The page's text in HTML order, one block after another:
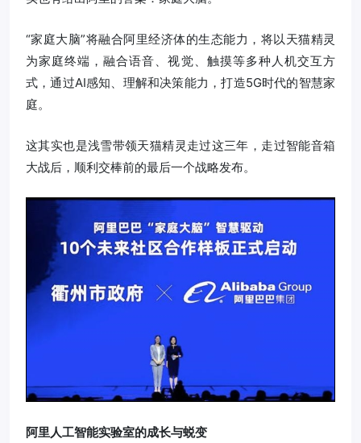
“家庭大脑”将融合阿里经济体的生态能力，将以天猫精灵
为家庭终端，融合语音、视觉、触摸等多种人机交互方
式，通过AI感知、理解和决策能力，打造5G时代的智慧家
庭。
这其实也是浅雪带领天猫精灵走过这三年，走过智能音箱
大战后，顺利交棒前的最后一个战略发布。
阿里人工智能实验室的成长与蜕变